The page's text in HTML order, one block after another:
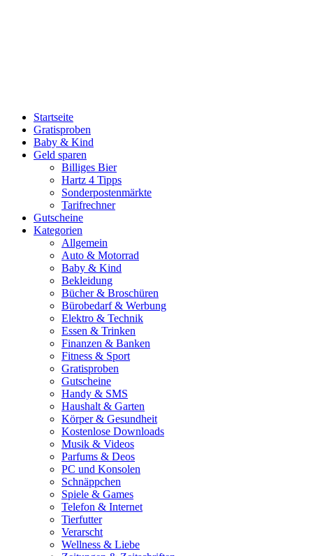
Startseite
Gratisproben
Baby & Kind
Geld sparen
Billiges Bier
Hartz 4 Tipps
Sonderpostenmärkte
Tarifrechner
Gutscheine
Kategorien
Allgemein
Auto & Motorrad
Baby & Kind
Bekleidung
Bücher & Broschüren
Bürobedarf & Werbung
Elektro & Technik
Essen & Trinken
Finanzen & Banken
Fitness & Sport
Gratisproben
Gutscheine
Handy & SMS
Haushalt & Garten
Körper & Gesundheit
Kostenlose Downloads
Musik & Videos
Parfums & Deos
PC und Konsolen
Schnäppchen
Spiele & Games
Telefon & Internet
Tierfutter
Verarscht
Wellness & Liebe